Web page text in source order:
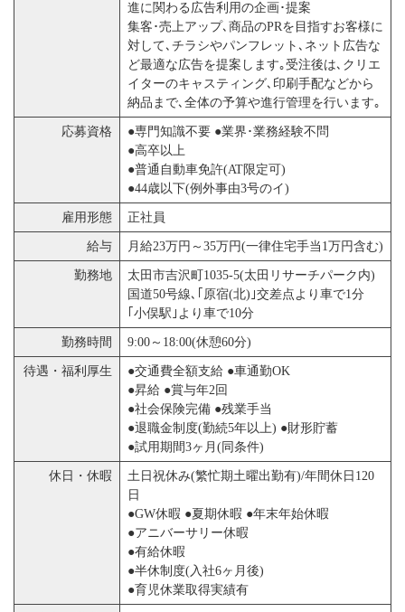
進に関わる広告利用の企画･提案
集客･売上アップ､商品のPRを目指すお客様に
対して､チラシやパンフレット､ネット広告な
ど最適な広告を提案します｡受注後は､クリエ
イターのキャスティング､印刷手配などから
納品まで､全体の予算や進行管理を行います｡
応募資格
●専門知識不要 ●業界･業務経験不問
●高卒以上
●普通自動車免許(AT限定可)
●44歳以下(例外事由3号のイ)
雇用形態 正社員
給与 月給23万円～35万円(一律住宅手当1万円含む)
勤務地
太田市吉沢町1035-5(太田リサーチパーク内)
国道50号線､｢原宿(北)｣交差点より車で1分
｢小俣駅｣より車で10分
勤務時間 9:00～18:00(休憩60分)
待遇・福利厚生
●交通費全額支給 ●車通勤OK
●昇給 ●賞与年2回
●社会保険完備 ●残業手当
●退職金制度(勤続5年以上) ●財形貯蓄
●試用期間3ヶ月(同条件)
休日・休暇
土日祝休み(繁忙期土曜出勤有)/年間休日120
日
●GW休暇 ●夏期休暇 ●年末年始休暇
●アニバーサリー休暇
●有給休暇
●半休制度(入社6ヶ月後)
●育児休業取得実績有